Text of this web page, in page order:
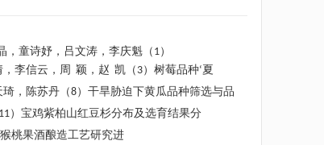
，童诗妤，吕文涛，李庆魁（ 1）
李信云，周 颖，赵 凯（ 3）树莓品种‘夏
，陈苏丹（8）干旱胁迫下黄瓜品种筛选与品
11）宝鸡紫柏山红豆杉分布及选育结果分
桃果酒酿造工艺研究进